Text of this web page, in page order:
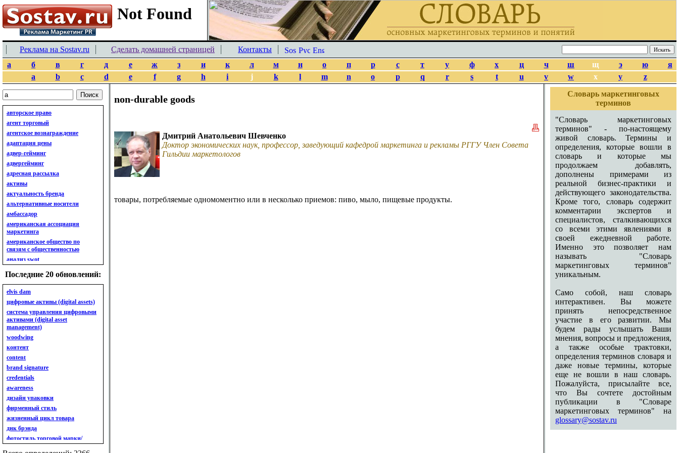
Реклама на Sostav.ru Сделать домашней страницей
Контакты
а
б в г д е ж з и к л м н о п р с т у ф х ц ч ш щ э ю
я
a
b c d e f g h i j k l m n o p q r s t u v w x y z
авторское право
агент торговый
агентское вознаграждение
адаптация цены
адвер-гейминг
адвергейминг
адресная рассылка
активы
актуальность бренда
альтернативные носители
амбассадор
американская ассоциация
маркетинга
американское общество по
связям с общественностью
анализ swot
анализ бизнес-портфеля
анализ имиджа
анализ кластерный
анализ конкурентов
анализ кросс-культурных
особенностей
анализ мак кинси «7s»
анализ макросистемы
анализ маркетинговый
анализ рынка
анализ ситуационный
анализ экспертный
индивидуальный
анкета
ассортимент
ассортимент товарный.
планирование товарного
ассортимента
ассортимент. глубина
Последние 20 обновлений:
elvis dam
цифровые активы (digital assets)
система управления цифровыми
активами (digital asset
management)
woodwing
контент
content
brand signature
credentials
awareness
дизайн упаковки
фирменный стиль
жизненный цикл товара
днк брэнда
фотостиль торговой марки/
линейки продукции
non-durable goods
Дмитрий Анатольевич Шевченко
Доктор экономических наук, профессор, заведующий кафедрой маркетинга и рекламы РГГУ Член Совета
Гильдии маркетологов
товары, потребляемые одномоментно или в несколько приемов: пиво, мыло, пищевые продукты.
Словарь маркетинговых
терминов
"Словарь маркетинговых
терминов" - по-настоящему
живой словарь. Термины и
определения, которые вошли в
словарь и которые мы
продолжаем добавлять,
дополнены примерами из
реальной бизнес-практики и
действующего законодательства.
Кроме того, словарь содержит
комментарии экспертов и
специалистов, сталкивающихся
со всеми этими явлениями в
своей ежедневной работе.
Именно это позволяет нам
называть "Словарь
маркетинговых терминов"
уникальным.
Само собой, наш словарь
интерактивен. Вы можете
принять непосредственное
участие в его развитии. Мы
будем рады услышать Ваши
мнения, вопросы и предложения,
а также особые трактовки,
определения терминов словаря и
даже новые термины, которые
еще не вошли в наш словарь.
Пожалуйста, присылайте все,
что Вы сочтете достойным
публикации в "Словаре
маркетинговых терминов" на
glossary@sostav.ru